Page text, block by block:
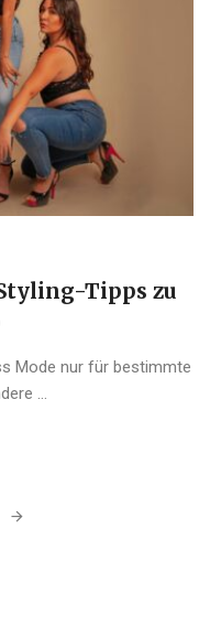
Tipps zu
Mode nur für bestimmte
...